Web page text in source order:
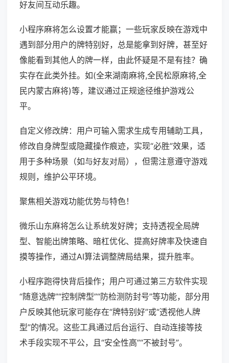
好友间互动乐趣。
小程序麻将怎么设置才能赢；一些玩家反映在游戏中
遇到部分用户的牌特别好，总是能拿到好牌，甚至好
像能看到其他人的牌一样，由此怀疑是不是有挂？确
实存在此类外挂。如(全来湖南麻将,全民松原麻将,全
民内蒙古麻将)等，建议通过正规途径维护游戏公
平。
自定义修改牌：用户可输入需求生成专用辅助工具，
修改自身牌型或隐藏操作痕迹，实现“必胜”效果，适
用于多种场景（如与好友对局），但需注意遵守游戏
规则，维护公平环境。
聚焦相关游戏功能优势与特色！
微乐山东麻将怎么让系统发好牌；支持透视全局牌
型、智能出牌策略、暗杠优化、提高好牌率及快速自
摸等操作，通过AI算法调整牌局结果，提升胜率。
小程序跑得快背后操作；用户可通过第三方软件实现
“随意选牌”“控制牌型”“防检测防封号”等功能，部分用
户反映其他玩家可能存在“牌特别好”或“透视他人牌
型”的情况。这些工具通过后台运行、自动连接等技
术手段实现不平公，且“安全性高”“不被封号”。